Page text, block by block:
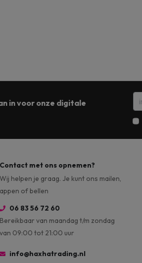
in voor onze digitale
Contact met ons opnemen?
Wij helpen je graag. Je kunt ons mailen,
appen of bellen
06 83 56 72 60
Bereikbaar van maandag t/m zondag
van 09:00 tot 21:00 uur
info@haxhatrading.nl